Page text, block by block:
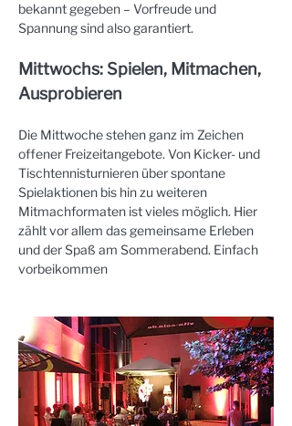
bekannt gegeben – Vorfreude und
Spannung sind also garantiert.
Mittwochs: Spielen, Mitmachen,
Ausprobieren
Die Mittwoche stehen ganz im Zeichen
offener Freizeitangebote. Von Kicker- und
Tischtennisturnieren über spontane
Spielaktionen bis hin zu weiteren
Mitmachformaten ist vieles möglich. Hier
zählt vor allem das gemeinsame Erleben
und der Spaß am Sommerabend. Einfach
vorbeikommen